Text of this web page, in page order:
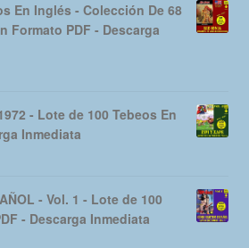
En Inglés - Colección De 68
Formato PDF - Descarga
€.
- Lote de 100 Tebeos En
Inmediata
- Vol. 1 - Lote de 100
- Descarga Inmediata